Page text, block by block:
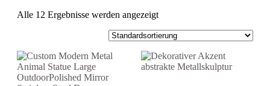
Alle 12 Ergebnisse werden angezeigt